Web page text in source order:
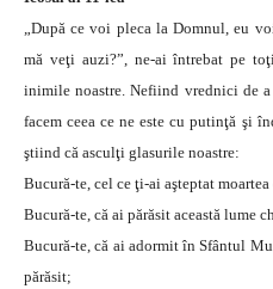
„După ce voi pleca la Domnul, eu
mă veţi auzi?”, ne-ai întrebat pe
inimile noastre. Nefiind vrednici de
facem ceea ce ne este cu putinţă şi
ştiind că asculţi glasurile noastre:
Bucură-te, cel ce ţi-ai aşteptat
Bucură-te, că ai părăsit această lume
Bucură-te, că ai adormit în Sfântul
părăsit;